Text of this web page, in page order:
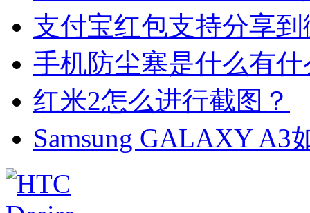
支付宝红包支持分享
手机防尘塞是什么有
红米2怎么进行截图？
Samsung GALAXY A3